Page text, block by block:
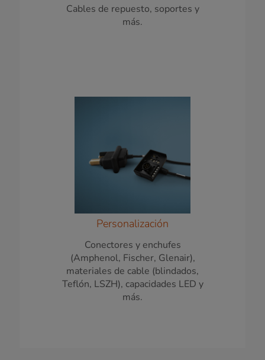
Cables de repuesto, soportes y
más.
Personalización
Conectores y enchufes
(Amphenol, Fischer, Glenair),
materiales de cable (blindados,
Teflón, LSZH), capacidades LED y
más.